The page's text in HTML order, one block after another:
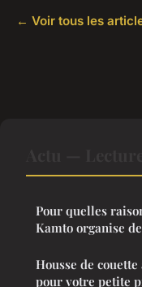
← Voir tous les
Pour quelles
Kamto organise
Housse de
pour votre petite